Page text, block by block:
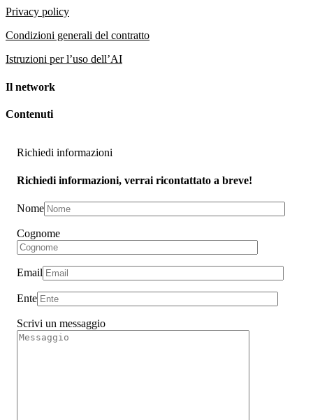
Privacy policy
Condizioni generali del contratto
Istruzioni per l’uso dell’AI
Il network
Contenuti
Richiedi informazioni
Richiedi informazioni, verrai ricontattato a breve!
Nome
Cognome
Email
Ente
Scrivi un messaggio